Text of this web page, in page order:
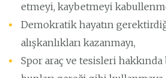
etmeyi, kaybetmeyi
Demokratik hayatın
alışkanlıkları kazanmayı,
Spor araç ve tesisleri